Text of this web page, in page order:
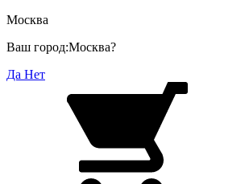
Москва
Ваш город:Москва?
Да Нет